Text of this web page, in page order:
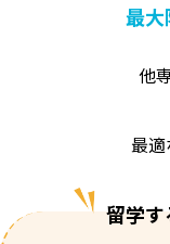
最大
他
最適
留学す